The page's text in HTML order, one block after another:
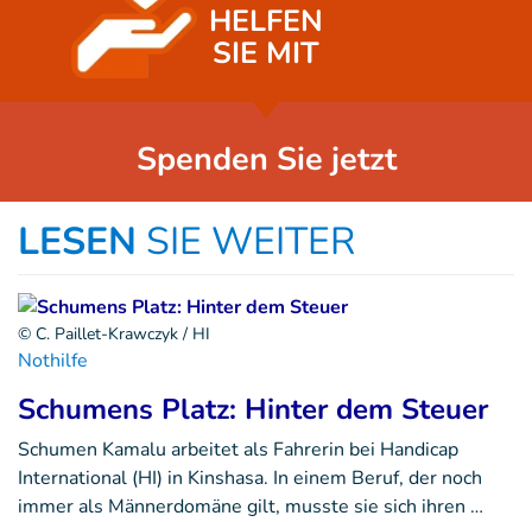
HELFEN
SIE MIT
Spenden Sie jetzt
LESEN SIE WEITER
© C. Paillet-Krawczyk / HI
Nothilfe
Schumens Platz: Hinter dem Steuer
Schumen Kamalu arbeitet als Fahrerin bei Handicap
International (HI) in Kinshasa. In einem Beruf, der noch
immer als Männerdomäne gilt, musste sie sich ihren …